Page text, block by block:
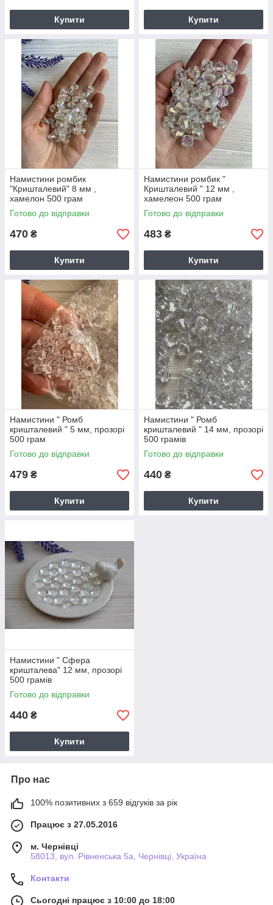
Купити Купити
Намистини ромбик
"Кришталевий" 8 мм ,
хамелон 500 грам
Готово до відправки
470 ₴
Купити
Намистини ромбик "
Кришталевий " 12 мм ,
хамелеон 500 грам
Готово до відправки
483 ₴
Купити
Намистини " Ромб
кришталевий " 5 мм, прозорі
500 грам
Готово до відправки
479 ₴
Купити
Намистини " Ромб
кришталевий " 14 мм, прозорі
500 грамів
Готово до відправки
440 ₴
Купити
Намистини " Сфера
кришталева" 12 мм, прозорі
500 грамів
Готово до відправки
440 ₴
Купити
Про нас
100% позитивних з 659 відгуків за рік
Працює з 27.05.2016
м. Чернівці
58013, вул. Рівненська 5а, Чернівці, Україна
Контакти
Сьогодні працює з 10:00 до 18:00